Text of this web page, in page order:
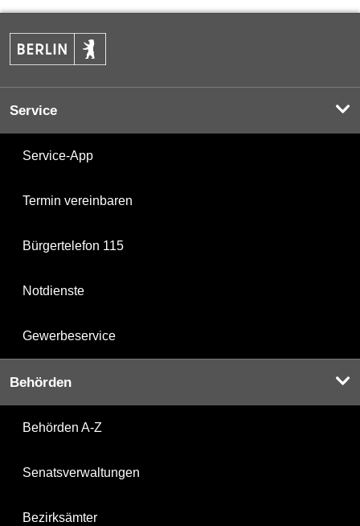
Service
Service-App
Termin vereinbaren
Bürgertelefon 115
Notdienste
Gewerbeservice
Behörden
Behörden A-Z
Senatsverwaltungen
Bezirksämter